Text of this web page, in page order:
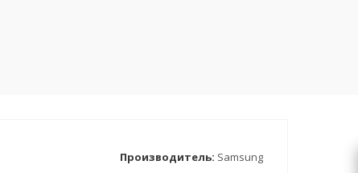
Производитель: Samsung